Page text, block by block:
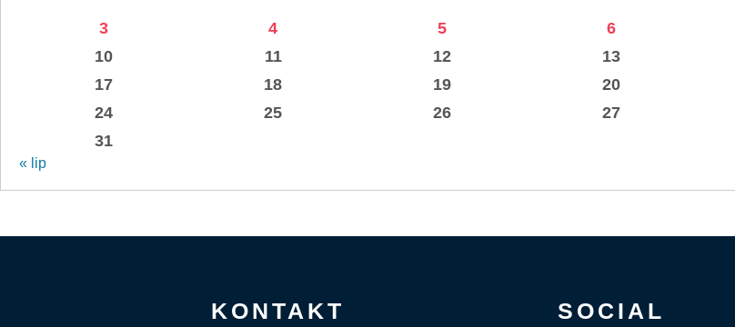
3
4 5 6
10
11 12 13
17
18 19 20
24
25 26 27
31
« lip
KONTAKT SOCIAL